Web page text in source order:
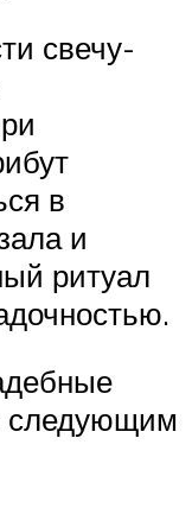
свечу-
в
и
ритуал
следующим